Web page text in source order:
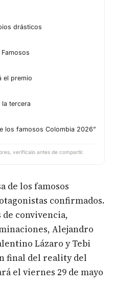
drásticos
el premio
tercera
los famosos Colombia 2026”
verifícalo antes de compartir.
de los famosos
confirmados.
de convivencia,
Alejandro
Lázaro y Tebi
final del reality del
el viernes 29 de mayo